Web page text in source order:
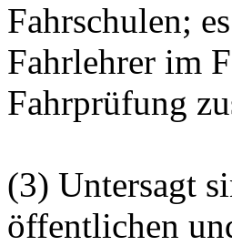
Fahrschulen;
Fahrlehrer im
Fahrprüfung
(3) Untersagt
öffentlichen